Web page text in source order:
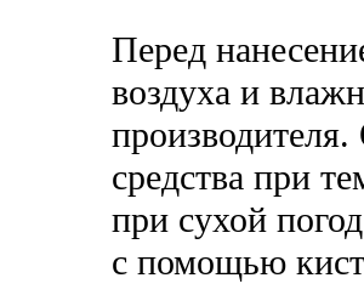
Перед
воздуха и
средства при
при сухой
с помощью